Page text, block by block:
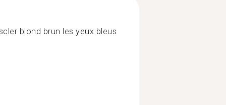
blond brun les yeux bleus